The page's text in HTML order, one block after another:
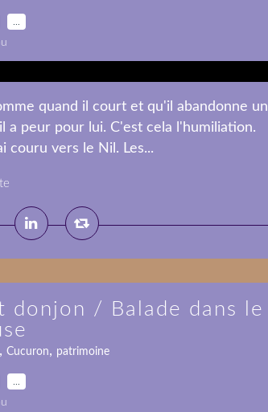
quand il court et qu'il abandonne un
a peur pour lui. C'est cela l'humiliation.
couru vers le Nil. Les...
donjon / Balade dans le
, Cucuron, patrimoine